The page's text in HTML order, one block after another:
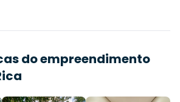
do empreendimento